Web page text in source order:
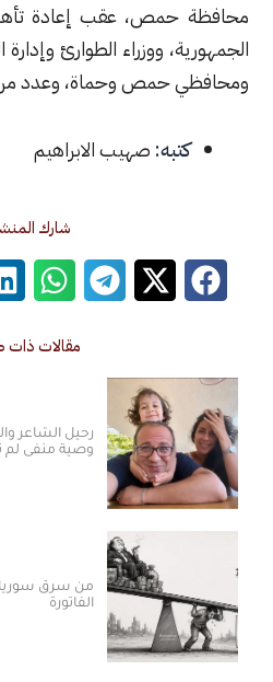
عقب إعادة تأهيله
ووزراء الطوارئ وإدارة الكوارث
حمص وحماة، وعدد من
صهيب الابراهيم
شارك المنشور
مقالات ذات صلة
رحيل الشاعر والصحفي
وصية منفى لم تكتمل
من سرق سوريا حرّ.. ومن لم
الفاتورة